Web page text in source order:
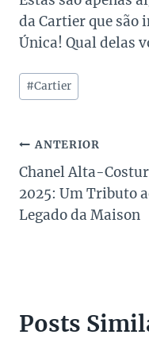
da Cartier que são
Única! Qual delas
Tags
do
#Cartier
Navegação
de
Post
ANTERIOR
Chanel Alta-
2025: Um Tributo
Legado da Maison
Posts